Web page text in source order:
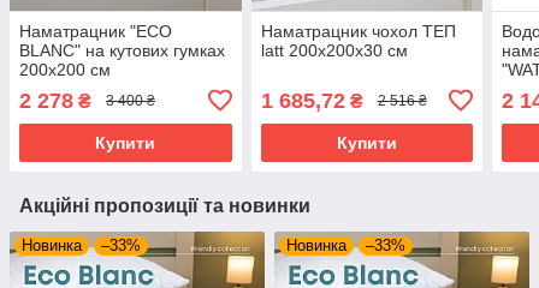
Наматрацник "ECO
BLANC" на кутових гумках
200х200 см
2 278 ₴ 3 400 ₴
Купити
Наматрацник чохол ТЕП
latt 200х200х30 см
1 685,72₴ 2 516 ₴
Купити
2
Акційні пропозиції та новинки
Новинка –33% Новинка –33%